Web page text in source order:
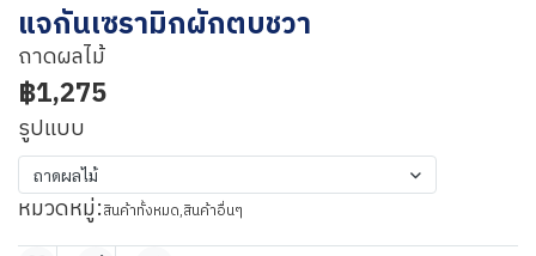
แจกันเซรามิกผักตบชวา
ถาดผลไม้
฿1,275
รูปแบบ
ถาดผลไม้
หมวดหมู่:สินค้าทั้งหมด,สินค้าอื่นๆ